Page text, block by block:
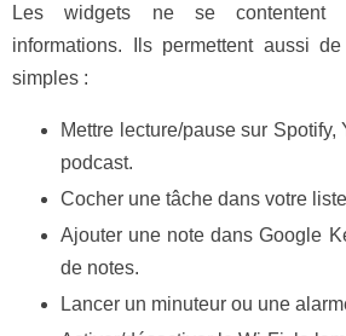
Les widgets ne se contentent
informations. Ils permettent aussi
simples :
Mettre lecture/pause sur Spotify,
podcast.
Cocher une tâche dans votre
Ajouter une note dans Google
de notes.
Lancer un minuteur ou une